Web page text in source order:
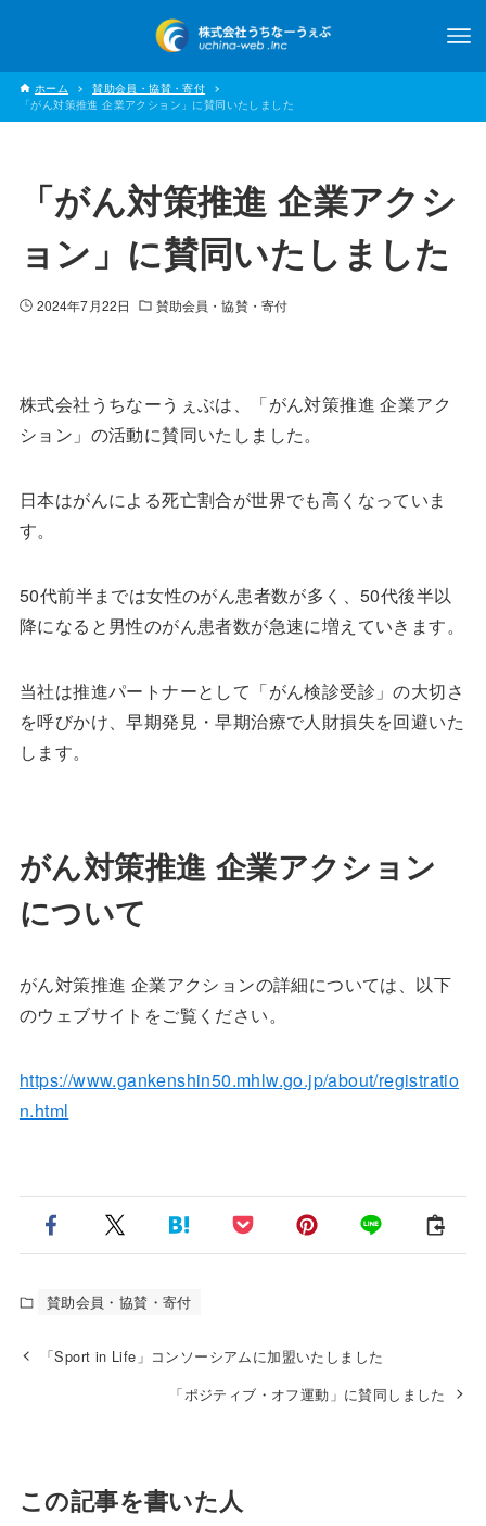
ホーム
賛助会員・協賛・寄付
「がん対策推進 企業アクション」に賛同いたしました
「がん対策推進 企業アクシ
ョン」に賛同いたしました
2024年7月22日 賛助会員・協賛・寄付
株式会社うちなーうぇぶは、「がん対策推進 企業アク
ション」の活動に賛同いたしました。
日本はがんによる死亡割合が世界でも高くなっていま
す。
50代前半までは女性のがん患者数が多く、50代後半以
降になると男性のがん患者数が急速に増えていきます。
当社は推進パートナーとして「がん検診受診」の大切さ
を呼びかけ、早期発見・早期治療で人財損失を回避いた
します。
がん対策推進 企業アクション
について
がん対策推進 企業アクションの詳細については、以下
のウェブサイトをご覧ください。
https://www.gankenshin50.mhlw.go.jp/about/registratio
n.html
賛助会員・協賛・寄付
「Sport in Life」コンソーシアムに加盟いたしました
「ポジティブ・オフ運動」に賛同しました
この記事を書いた人